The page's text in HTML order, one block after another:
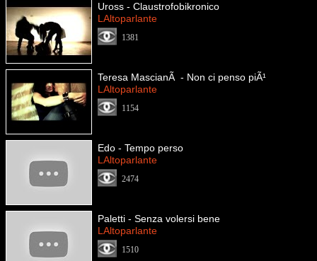
Uross - Claustrofobikronico
LAltoparlante
1381
Teresa MascianÃ - Non ci penso piÃ¹
LAltoparlante
1154
Edo - Tempo perso
LAltoparlante
2474
Paletti - Senza volersi bene
LAltoparlante
1510